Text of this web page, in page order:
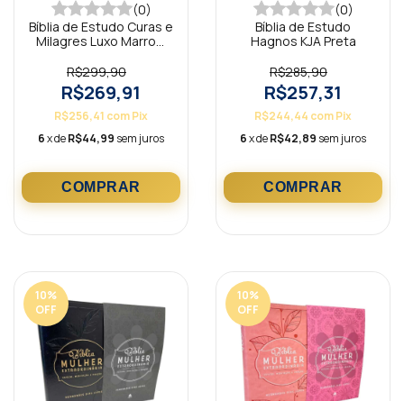
(0)
Bíblia de Estudo Curas e
Milagres Luxo Marrom
R$299,90
R$269,91
R$256,41 comPix
6x deR$44,99 sem juros
(0)
Bíblia de Estudo
Hagnos KJA Preta
R$285,90
R$257,31
R$244,44 comPix
6x deR$42,89 sem juros
10%
OFF
10%
OFF